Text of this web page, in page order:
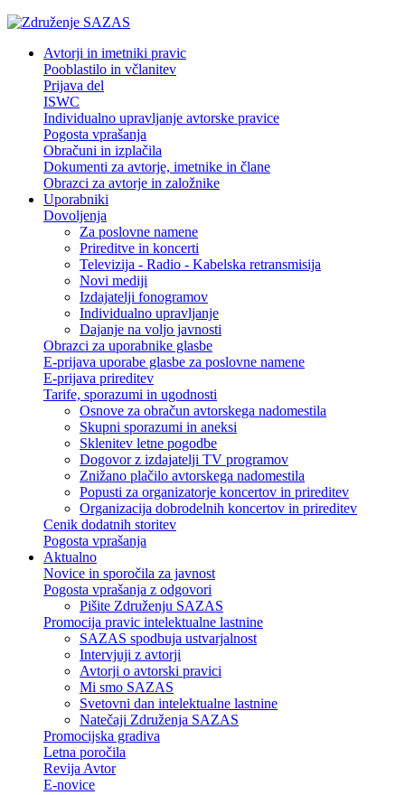
Avtorji in imetniki pravic
Pooblastilo in včlanitev
Prijava del
ISWC
Individualno upravljanje avtorske pravice
Pogosta vprašanja
Obračuni in izplačila
Dokumenti za avtorje, imetnike in člane
Obrazci za avtorje in založnike
Uporabniki
Dovoljenja
Za poslovne namene
Prireditve in koncerti
Televizija - Radio - Kabelska retransmisija
Novi mediji
Izdajatelji fonogramov
Individualno upravljanje
Dajanje na voljo javnosti
Obrazci za uporabnike glasbe
E-prijava uporabe glasbe za poslovne namene
E-prijava prireditev
Tarife, sporazumi in ugodnosti
Osnove za obračun avtorskega nadomestila
Skupni sporazumi in aneksi
Sklenitev letne pogodbe
Dogovor z izdajatelji TV programov
Znižano plačilo avtorskega nadomestila
Popusti za organizatorje koncertov in prireditev
Organizacija dobrodelnih koncertov in prireditev
Cenik dodatnih storitev
Pogosta vprašanja
Aktualno
Novice in sporočila za javnost
Pogosta vprašanja z odgovori
Pišite Združenju SAZAS
Promocija pravic intelektualne lastnine
SAZAS spodbuja ustvarjalnost
Intervjuji z avtorji
Avtorji o avtorski pravici
Mi smo SAZAS
Svetovni dan intelektualne lastnine
Natečaji Združenja SAZAS
Promocijska gradiva
Letna poročila
Revija Avtor
E-novice